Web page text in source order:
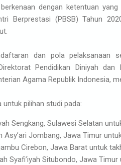
dengan ketentuan
Berprestasi (PBSB) Tahun
dan pola pelaksanaan
Pendidikan Diniyah
Agama Republik Indonesia,
untuk pilihan studi pada:
Sengkang, Sulawesi Selatan
Asy’ari Jombang, Jawa Timur
Cirebon, Jawa Barat untuk
Syafi’iyah Situbondo, Jawa